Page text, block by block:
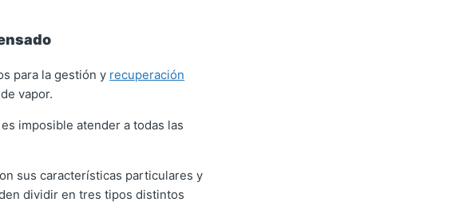
para la gestión y recuperación
vapor.
imposible atender a todas las
sus características particulares y
dividir en tres tipos distintos